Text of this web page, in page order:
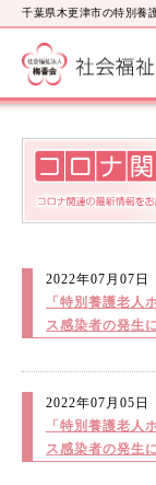
千葉県木更津市の特別養
2022年07月07日
「特別養護老人
ス感染者の発生
2022年07月05日
「特別養護老人
ス感染者の発生